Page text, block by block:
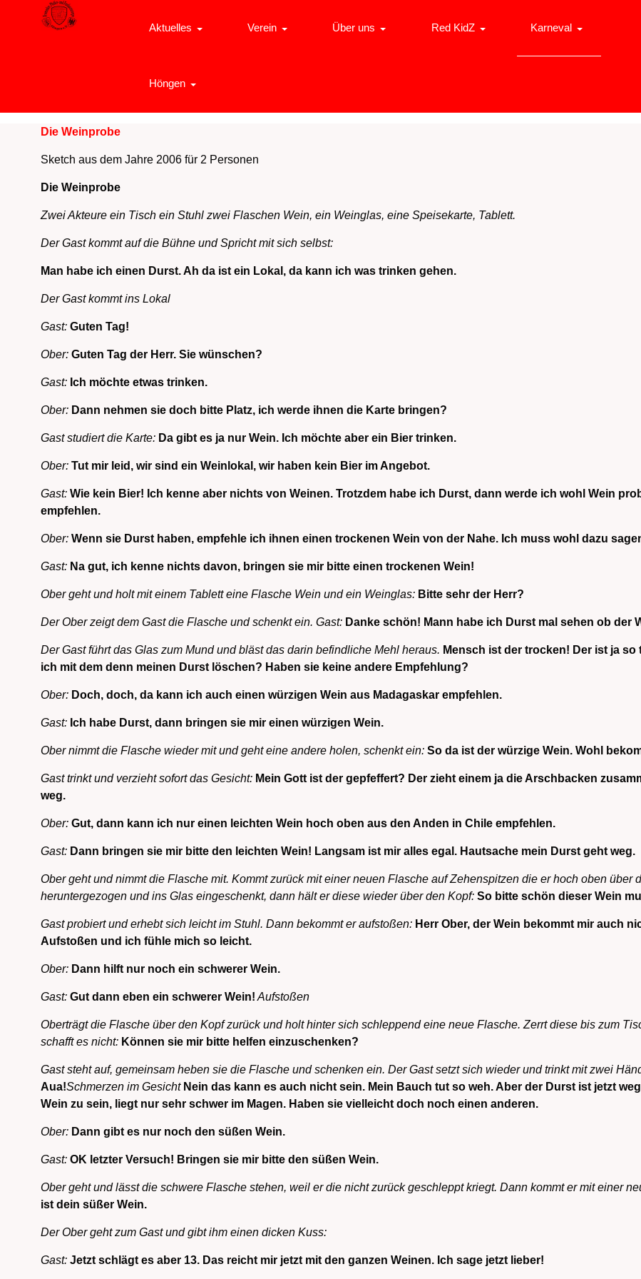
Aktuelles Verein Über uns Red KidZ Karneval
Höngen
Die Weinprobe
Sketch aus dem Jahre 2006 für 2 Personen
Die Weinprobe
Zwei Akteure ein Tisch ein Stuhl zwei Flaschen Wein, ein Weinglas, eine Speisekarte, Tablett.
Der Gast kommt auf die Bühne und Spricht mit sich selbst:
Man habe ich einen Durst. Ah da ist ein Lokal, da kann ich was trinken gehen.
Der Gast kommt ins Lokal
Gast: Guten Tag!
Ober: Guten Tag der Herr. Sie wünschen?
Gast: Ich möchte etwas trinken.
Ober: Dann nehmen sie doch bitte Platz, ich werde ihnen die Karte bringen?
Gast studiert die Karte: Da gibt es ja nur Wein. Ich möchte aber ein Bier trinken.
Ober: Tut mir leid, wir sind ein Weinlokal, wir haben kein Bier im Angebot.
Gast: Wie kein Bier! Ich kenne aber nichts von Weinen. Trotzdem habe ich Durst, dann werde ich wohl Wein
empfehlen.
Ober: Wenn sie Durst haben, empfehle ich ihnen einen trockenen Wein von der Nahe. Ich muss wohl dazu
Gast: Na gut, ich kenne nichts davon, bringen sie mir bitte einen trockenen Wein!
Ober geht und holt mit einem Tablett eine Flasche Wein und ein Weinglas: Bitte sehr der Herr?
Der Ober zeigt dem Gast die Flasche und schenkt ein. Gast: Danke schön! Mann habe ich Durst mal sehen ob der
Der Gast führt das Glas zum Mund und bläst das darin befindliche Mehl heraus. Mensch ist der trocken! Der ist ja so
ich mit dem denn meinen Durst löschen? Haben sie keine andere Empfehlung?
Ober: Doch, doch, da kann ich auch einen würzigen Wein aus Madagaskar empfehlen.
Gast: Ich habe Durst, dann bringen sie mir einen würzigen Wein.
Ober nimmt die Flasche wieder mit und geht eine andere holen, schenkt ein: So da ist der würzige Wein. Wohl
Gast trinkt und verzieht sofort das Gesicht: Mein Gott ist der gepfeffert? Der zieht einem ja die Arschbacken
weg.
Ober: Gut, dann kann ich nur einen leichten Wein hoch oben aus den Anden in Chile empfehlen.
Gast: Dann bringen sie mir bitte den leichten Wein! Langsam ist mir alles egal. Hautsache mein Durst geht weg.
Ober geht und nimmt die Flasche mit. Kommt zurück mit einer neuen Flasche auf Zehenspitzen die er hoch oben über
heruntergezogen und ins Glas eingeschenkt, dann hält er diese wieder über den Kopf: So bitte schön dieser Wein
Gast probiert und erhebt sich leicht im Stuhl. Dann bekommt er aufstoßen: Herr Ober, der Wein bekommt mir auch
Aufstoßen und ich fühle mich so leicht.
Ober: Dann hilft nur noch ein schwerer Wein.
Gast: Gut dann eben ein schwerer Wein! Aufstoßen
Oberträgt die Flasche über den Kopf zurück und holt hinter sich schleppend eine neue Flasche. Zerrt diese bis zum
schafft es nicht: Können sie mir bitte helfen einzuschenken?
Gast steht auf, gemeinsam heben sie die Flasche und schenken ein. Der Gast setzt sich wieder und trinkt mit zwei
Aua!Schmerzen im Gesicht Nein das kann es auch nicht sein. Mein Bauch tut so weh. Aber der Durst ist jetzt
Wein zu sein, liegt nur sehr schwer im Magen. Haben sie vielleicht doch noch einen anderen.
Ober: Dann gibt es nur noch den süßen Wein.
Gast: OK letzter Versuch! Bringen sie mir bitte den süßen Wein.
Ober geht und lässt die schwere Flasche stehen, weil er die nicht zurück geschleppt kriegt. Dann kommt er mit einer
ist dein süßer Wein.
Der Ober geht zum Gast und gibt ihm einen dicken Kuss:
Gast: Jetzt schlägt es aber 13. Das reicht mir jetzt mit den ganzen Weinen. Ich sage jetzt lieber!